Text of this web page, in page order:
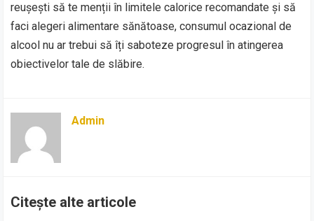
reușești să te menții în limitele calorice recomandate și să
faci alegeri alimentare sănătoase, consumul ocazional de
alcool nu ar trebui să îți saboteze progresul în atingerea
obiectivelor tale de slăbire.
Admin
Citește alte articole